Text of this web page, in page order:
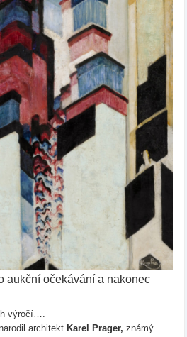
aukční očekávání a nakonec
výročí….
architekt Karel Prager, známý